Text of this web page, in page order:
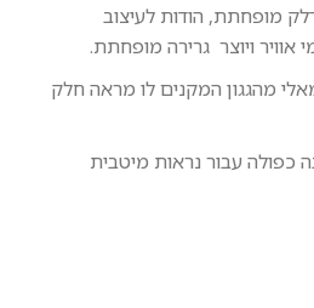
מופחתת, הודות לעיצוב
אוויר ויוצר גרירה מופחתת.
מהגגון המקנים לו מראה חלק
עבור נראות מיטבית